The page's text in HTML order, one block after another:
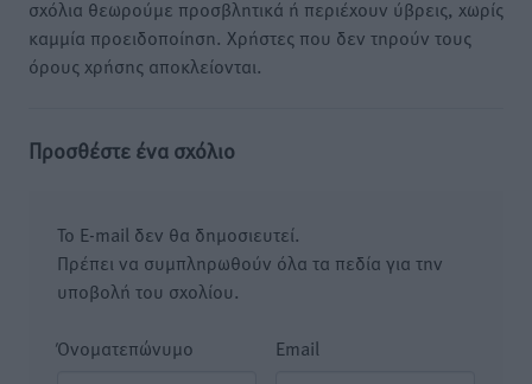
σχόλια θεωρούμε προσβλητικά ή περιέχουν ύβρεις, χωρίς
καμμία προειδοποίηση. Χρήστες που δεν τηρούν τους
όρους χρήσης αποκλείονται.
Προσθέστε ένα σχόλιο
Το E-mail δεν θα δημοσιευτεί.
Πρέπει να συμπληρωθούν όλα τα πεδία για την
υποβολή του σχολίου.
Όνοματεπώνυμο Email